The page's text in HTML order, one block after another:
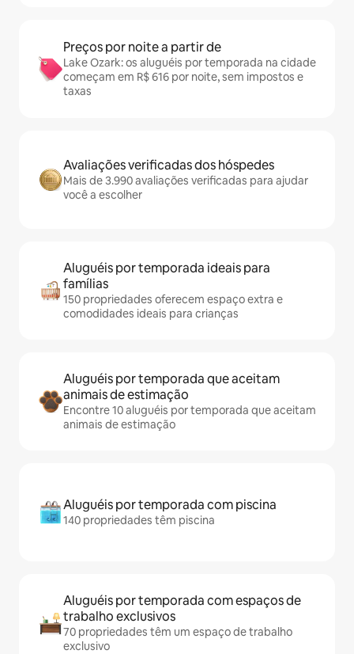
Preços por noite a partir de
Lake Ozark: os aluguéis por temporada na cidade
começam em R$ 616 por noite, sem impostos e
taxas
Avaliações verificadas dos hóspedes
Mais de 3.990 avaliações verificadas para ajudar
você a escolher
Aluguéis por temporada ideais para
famílias
150 propriedades oferecem espaço extra e
comodidades ideais para crianças
Aluguéis por temporada que aceitam
animais de estimação
Encontre 10 aluguéis por temporada que aceitam
animais de estimação
Aluguéis por temporada com piscina
140 propriedades têm piscina
Aluguéis por temporada com espaços de
trabalho exclusivos
70 propriedades têm um espaço de trabalho
exclusivo